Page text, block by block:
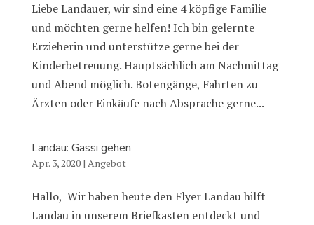
Liebe Landauer, wir sind eine 4 köpfige Familie
und möchten gerne helfen! Ich bin gelernte
Erzieherin und unterstütze gerne bei der
Kinderbetreuung. Hauptsächlich am Nachmittag
und Abend möglich. Botengänge, Fahrten zu
Ärzten oder Einkäufe nach Absprache gerne...
Landau: Gassi gehen
Apr. 3, 2020| Angebot
Hallo, Wir haben heute den Flyer Landau hilft
Landau in unserem Briefkasten entdeckt und